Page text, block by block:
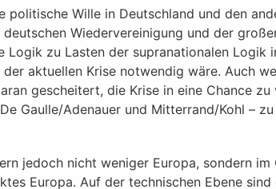
Wille in Deutschland und den
Wiedervereinigung und der
zu Lasten der supranationalen
aktuellen Krise notwendig wäre. Auch
gescheitert, die Krise in eine Chance
Gaulle/Adenauer und Mitterrand/Kohl –
jedoch nicht weniger Europa, sondern im
Europa. Auf der technischen Ebene